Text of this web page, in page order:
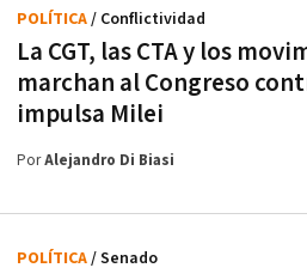
La CGT, las CTA y los
marchan al Congreso
impulsa Milei
POLÍTICA/ Conflictividad
PorAlejandro Di Biasi
POLÍTICA/ Senado